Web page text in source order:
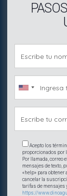
Acepto los
proporcionados por
Por llamada, correo
mensajes de texto,
«help» para obtener
cancelar la
tarifas de mensajes
https://